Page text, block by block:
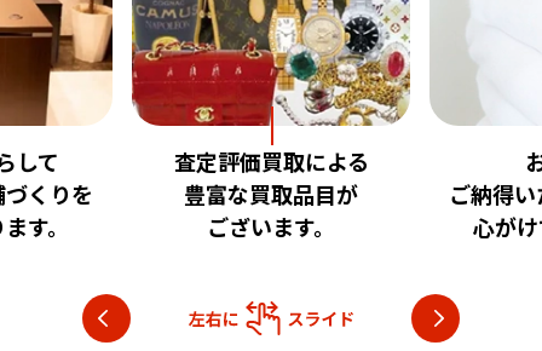
を
査定評価買取による
豊富な買取品目が
ございます。
お客
ご納得いた
心がけて